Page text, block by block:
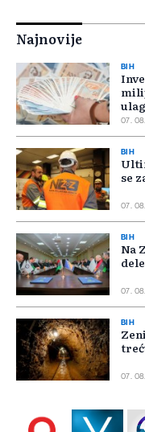
Najnovije
BIH
07.
BIH
se
07.
BIH
Na
07.
BIH
07.